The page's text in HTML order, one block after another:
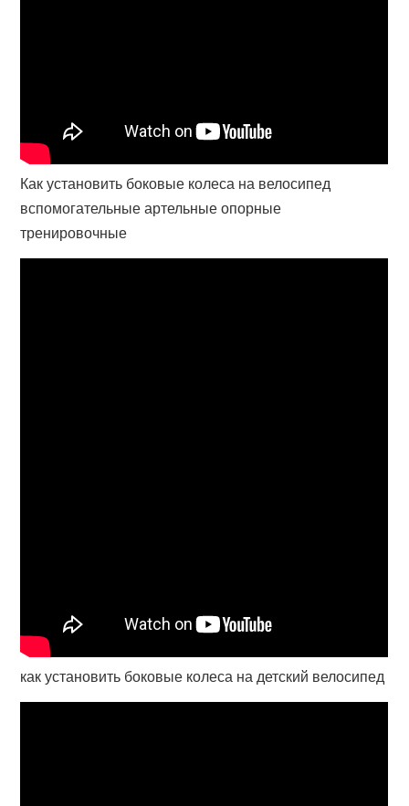
Как установить боковые колеса на велосипед
вспомогательные артельные опорные
тренировочные
как установить боковые колеса на детский велосипед